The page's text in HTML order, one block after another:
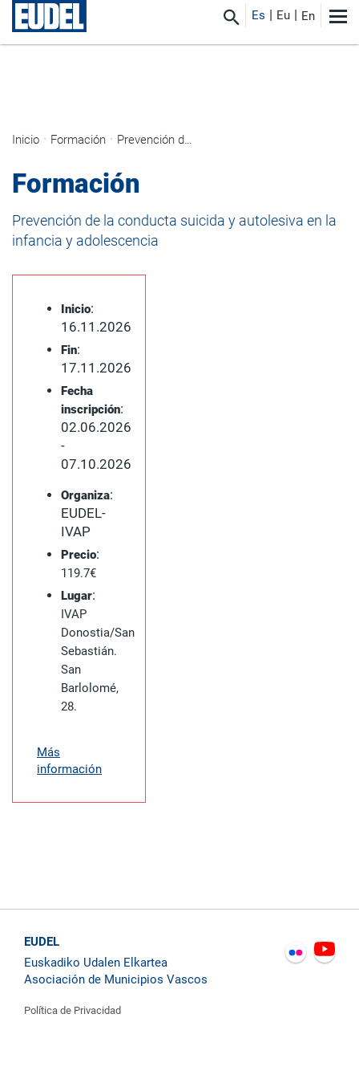
Es Eu En
Inicio Formación Prevención de la conducta suicida y autolesiva en la infancia y adolescencia
Formación
Prevención de la conducta suicida y autolesiva en la
infancia y adolescencia
Inicio:
16.11.2026
Fin:
17.11.2026
Fecha
inscripción:
02.06.2026
-
07.10.2026
Organiza:
EUDEL-
IVAP
Precio:
119.7€
Lugar:
IVAP
Donostia/San
Sebastián.
San
Barlolomé,
28.
Más
información
EUDEL
Euskadiko Udalen Elkartea
Asociación de Municipios Vascos
Política de Privacidad